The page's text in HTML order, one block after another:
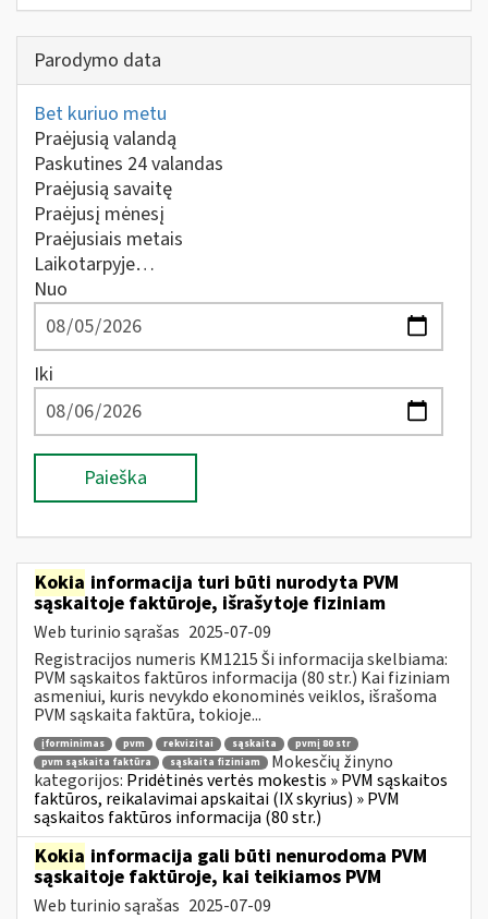
Parodymo data
Bet kuriuo metu
Praėjusią valandą
Paskutines 24 valandas
Praėjusią savaitę
Praėjusį mėnesį
Praėjusiais metais
Laikotarpyje…
Nuo
Iki
Paieška
Kokia informacija turi būti nurodyta PVM
sąskaitoje faktūroje, išrašytoje fiziniam
Web turinio sąrašas 2025-07-09
Registracijos numeris KM1215 Ši informacija skelbiama:
PVM sąskaitos faktūros informacija (80 str.) Kai fiziniam
asmeniui, kuris nevykdo ekonominės veiklos, išrašoma
PVM sąskaita faktūra, tokioje...
įforminimas pvm rekvizitai sąskaita
pvmį 80 str
pvm sąskaita faktūra
sąskaita fiziniam
Mokesčių žinyno
kategorijos: Pridėtinės vertės mokestis » PVM sąskaitos
faktūros, reikalavimai apskaitai (IX skyrius) » PVM
sąskaitos faktūros informacija (80 str.)
Kokia informacija gali būti nenurodoma PVM
sąskaitoje faktūroje, kai teikiamos PVM
Web turinio sąrašas 2025-07-09